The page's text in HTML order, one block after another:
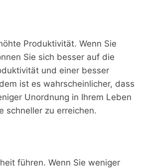
Produktivität. Wenn Sie
Sie sich besser auf die
und einer besser
ist es wahrscheinlicher, dass
Unordnung in Ihrem Leben
schneller zu erreichen.
führen. Wenn Sie weniger